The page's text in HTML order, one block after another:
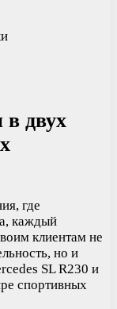
в двух
где
каждый
клиентам не
но и
SL R230 и
спортивных